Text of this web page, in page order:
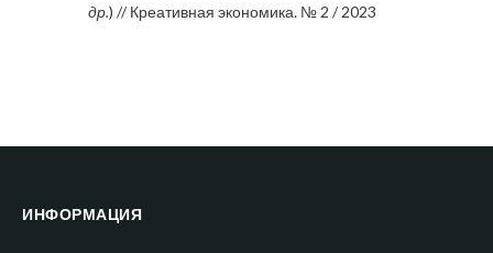
др.) // Креативная экономика. № 2 / 2023
ИНФОРМАЦИЯ